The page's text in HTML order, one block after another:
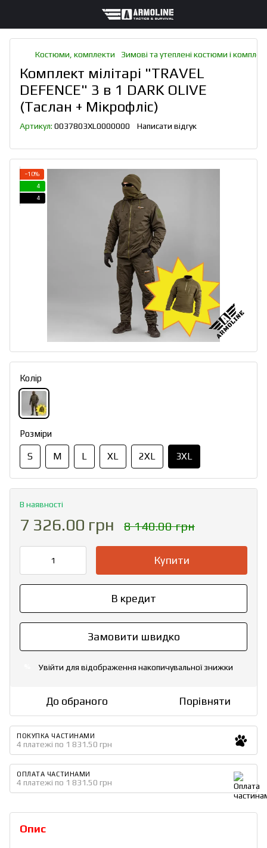
Костюми, комплекти Зимові та утеплені костюми і
Комплект мілітарі "TRAVEL
DEFENCE" 3 в 1 DARK OLIVE
(Таслан + Мікрофліс)
Артикул: 0037803XL0000000 Написати відгук
−10%
4
4
Колір
Розміри
S M L XL 2XL 3XL
В наявності
7 326.00 грн 8 140.00 грн
Купити
В кредит
Замовити швидко
Увійти для відображення накопичувальної знижки
До обраного Порівняти
ПОКУПКА ЧАСТИНАМИ
4 платежі по 1 831.50 грн
ОПЛАТА ЧАСТИНАМИ
4 платежі по 1 831.50 грн
Опис